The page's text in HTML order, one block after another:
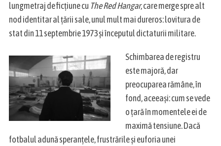
lungmetraj de ficțiune cu The Red Hangar, care merge spre alt
nod identitar al țării sale, unul mult mai dureros: lovitura de
stat din 11 septembrie 1973 și începutul dictaturii militare.
Schimbarea de registru
este majoră, dar
preocuparea rămâne, în
fond, aceeași: cum se vede
o țară în momentele ei de
maximă tensiune. Dacă
fotbalul adună speranțele, frustrările și euforia unei
S
r
h